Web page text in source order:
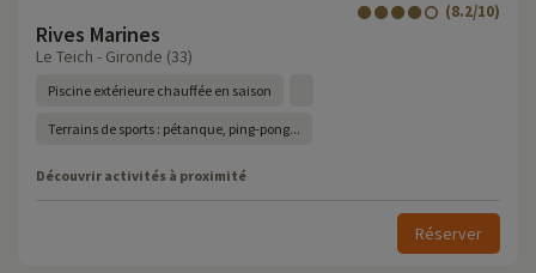
Rives Marines
(8.2/10)
Le Teich - Gironde (33)
Piscine extérieure chauffée en saison
Terrains de sports : pétanque, ping-pong...
Découvrir activités à proximité
Réserver